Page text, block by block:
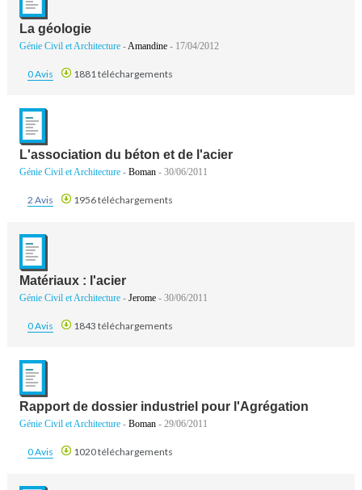
La géologie
Génie Civil et Architecture -Amandine- 17/04/2012
0 Avis 1881 téléchargements
L'association du béton et de l'acier
Génie Civil et Architecture - Boman- 30/06/2011
2 Avis 1956 téléchargements
Matériaux : l'acier
Génie Civil et Architecture - Jerome- 30/06/2011
0 Avis 1843 téléchargements
Rapport de dossier industriel pour l'Agrégation
Génie Civil et Architecture - Boman- 29/06/2011
0 Avis 1020 téléchargements